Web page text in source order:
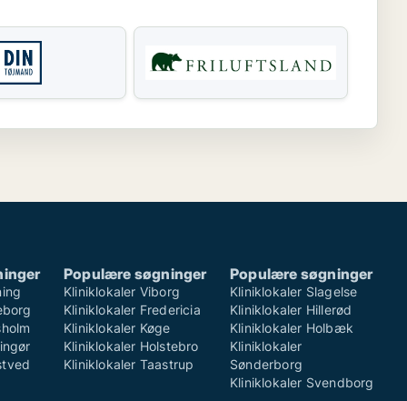
Populære søgninger
Kliniklokaler Viborg
Kliniklokaler Fredericia
Kliniklokaler Køge
Kliniklokaler Holstebro
Kliniklokaler Taastrup
Populære søgninger
Kliniklokaler Slagelse
Kliniklokaler Hillerød
Kliniklokaler Holbæk
Kliniklokaler
Sønderborg
Kliniklokaler Svendborg